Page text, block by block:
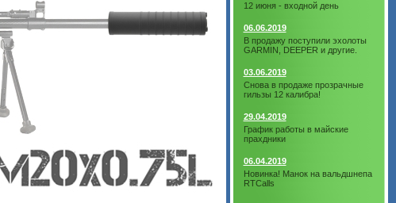
12 июня - входной день
06.06.2019
В продажу поступили эхолоты
GARMIN, DEEPER и другие.
03.06.2019
Снова в продаже прозрачные
гильзы 12 калибра!
29.04.2019
График работы в майские
прахдники
06.04.2019
Новинка! Манок на вальдшнепа
RTCalls